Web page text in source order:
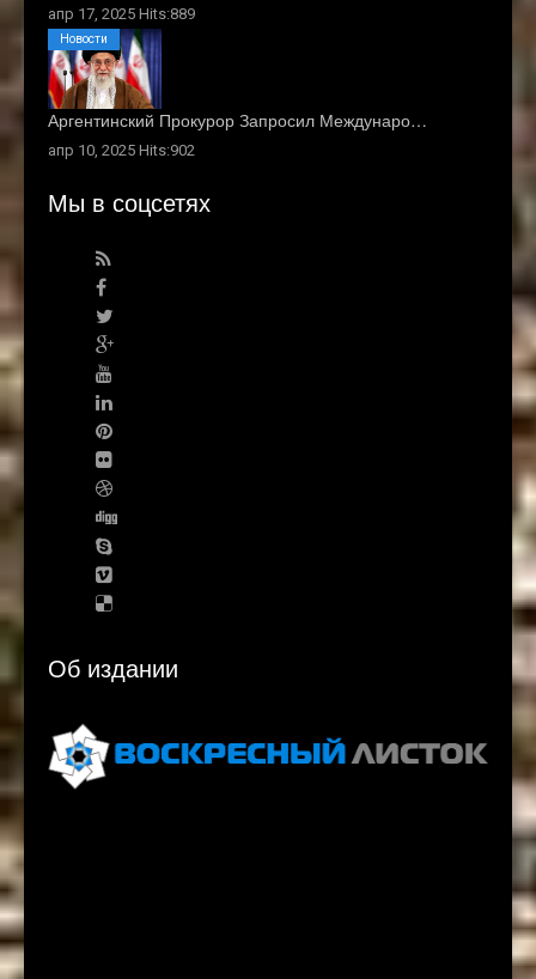
апр 17, 2025 Hits:889
Аргентинский Прокурор Запросил Междунаро…
апр 10, 2025 Hits:902
Новости
Мы в соцсетях
Об издании